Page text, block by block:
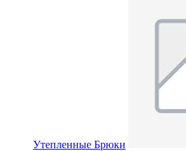
Утепленные Брюки